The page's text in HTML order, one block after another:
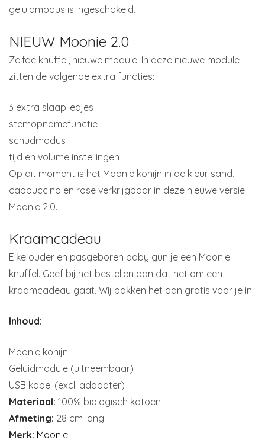
geluidmodus is ingeschakeld.
NIEUW Moonie 2.0
Zelfde knuffel, nieuwe module. In deze nieuwe module
zitten de volgende extra functies:
3 extra slaapliedjes
stemopnamefunctie
schudmodus
tijd en volume instellingen
Op dit moment is het Moonie konijn in de kleur sand,
cappuccino en rose verkrijgbaar in deze nieuwe versie
Moonie 2.0.
Kraamcadeau
Elke ouder en pasgeboren baby gun je een Moonie
knuffel. Geef bij het bestellen aan dat het om een
kraamcadeau gaat. Wij pakken het dan gratis voor je in.
Inhoud:
Moonie konijn
Geluidmodule (uitneembaar)
USB kabel (excl. adapater)
Materiaal: 100% biologisch katoen
Afmeting: 28 cm lang
Merk: Moonie